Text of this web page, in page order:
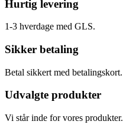
Hurtig levering
1-3 hverdage med GLS.
Sikker betaling
Betal sikkert med betalingskort.
Udvalgte produkter
Vi står inde for vores produkter.